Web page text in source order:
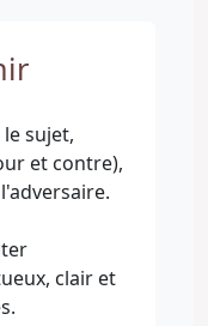
sujet,
et contre),
clair et